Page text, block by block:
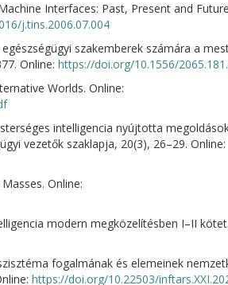
Interfaces: Past, Present and
j.tins.2006.07.004
szakemberek számára a
Online: https://doi.org/10.1556/
Worlds. Online:
intelligencia nyújtotta
vezetők szaklapja, 20(3), 26–29. Online:
Online:
modern megközelítésben I–II
fogalmának és elemeinek
https://doi.org/10.22503/